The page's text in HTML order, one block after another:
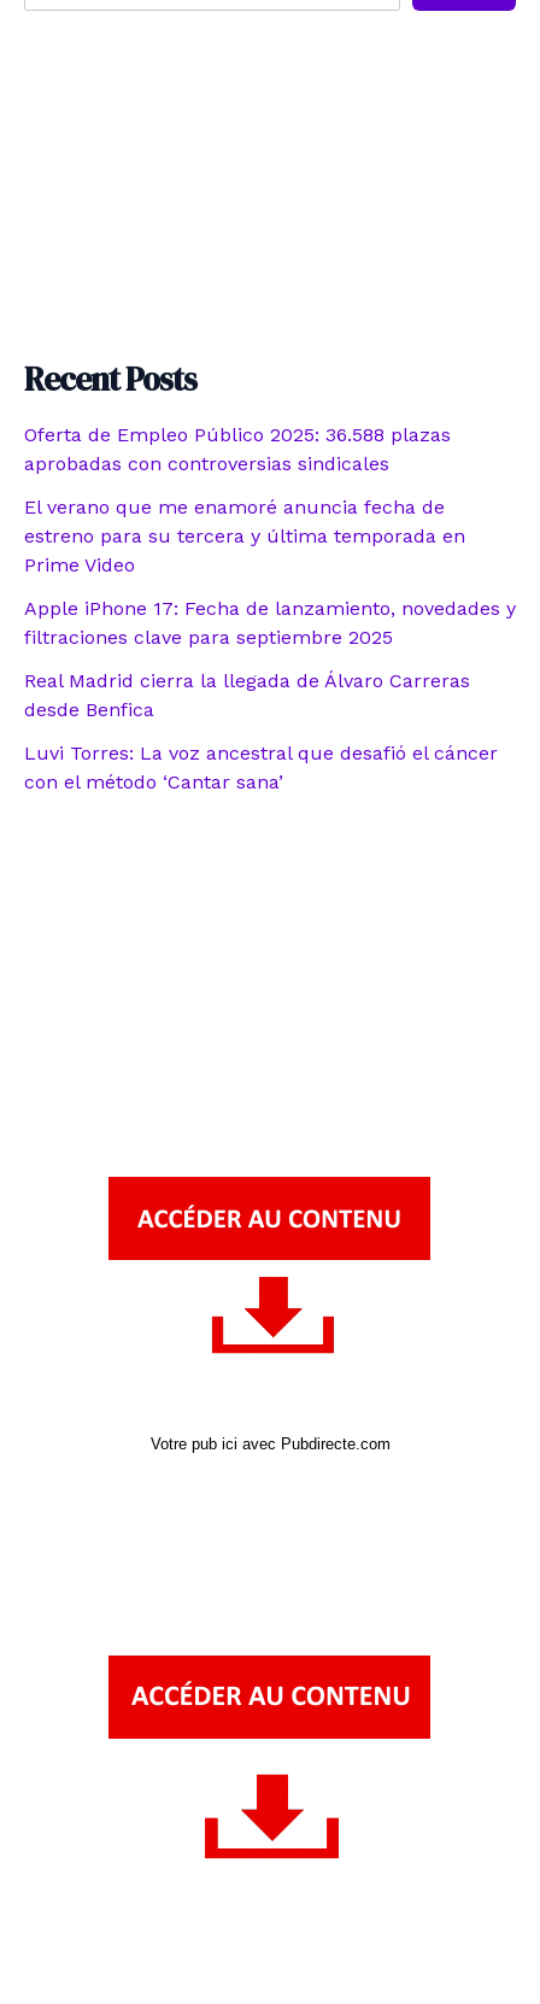
Recent Posts
Oferta de Empleo Público 2025: 36.588 plazas
aprobadas con controversias sindicales
El verano que me enamoré anuncia fecha de
estreno para su tercera y última temporada en
Prime Video
Apple iPhone 17: Fecha de lanzamiento, novedades y
filtraciones clave para septiembre 2025
Real Madrid cierra la llegada de Álvaro Carreras
desde Benfica
Luvi Torres: La voz ancestral que desafió el cáncer
con el método ‘Cantar sana’
Votre pub ici avec Pubdirecte.com